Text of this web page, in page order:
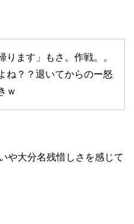
ります」もさ。作戦。。
ね？？退いてからのー怒
ｗ
や大分名残惜しさを感じて